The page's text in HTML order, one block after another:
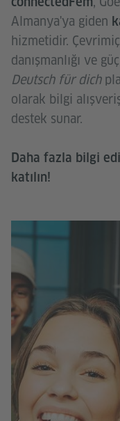
Almanya'ya giden
hizmetidir.
danışmanlığı ve
Deutsch für dich
olarak bilgi
destek sunar.
Daha fazla bilgi
katılın!